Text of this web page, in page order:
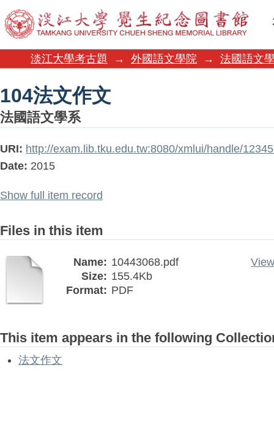
104法文作文
淡江大學考古題 → 外國語文學院 → 法國語文
104法文作文
法國語文學系
URI: http://exam.lib.tku.edu.tw:8080/xmlui/handle/
Date: 2015
Show full item record
Files in this item
Name: 10443068.pdf
Size: 155.4Kb
Format: PDF
This item appears in the following
法文作文